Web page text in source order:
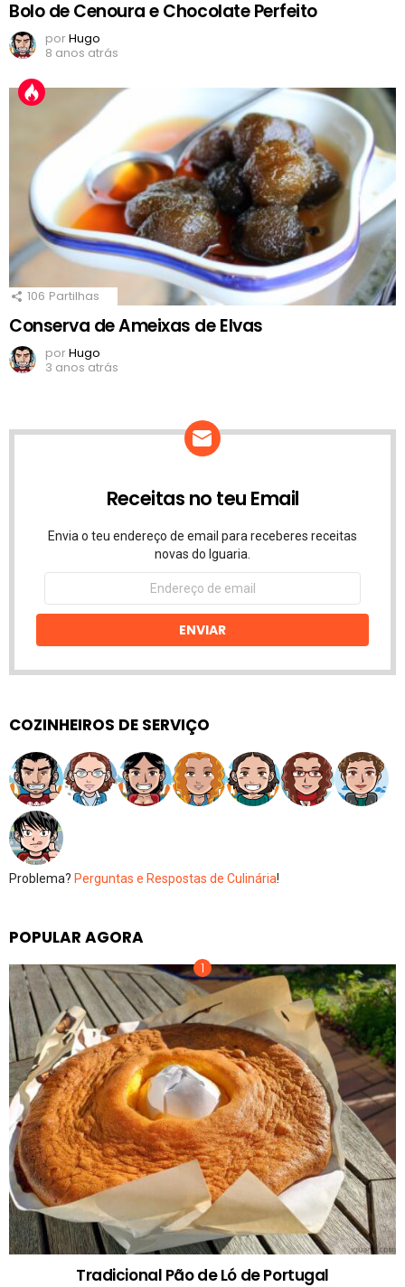
Bolo de Cenoura e Chocolate Perfeito
porHugo
8 anos atrás
106 Partilhas
Conserva de Ameixas de Elvas
porHugo
3 anos atrás
Receitas no teu Email
Envia o teu endereço de email para receberes receitas
novas do Iguaria.
Endereço
email
ENVIAR
COZINHEIROS DE SERVIÇO
Problema? Perguntas e Respostas de Culinária!
POPULAR AGORA
Tradicional Pão de Ló de Portugal